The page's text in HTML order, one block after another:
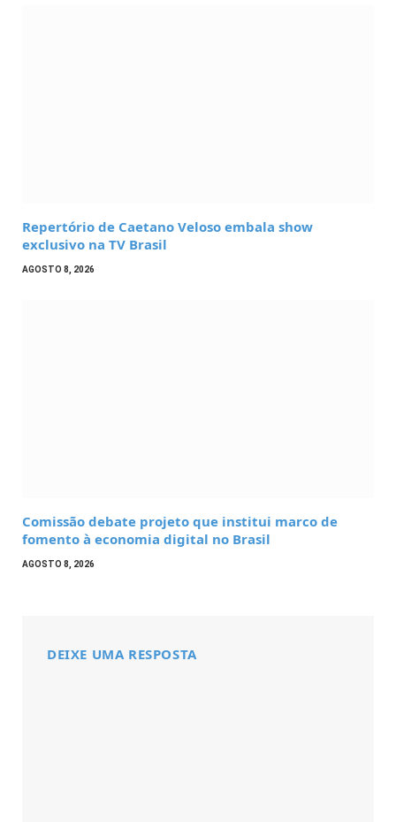
Repertório de Caetano Veloso embala show
exclusivo na TV Brasil
AGOSTO 8, 2026
Comissão debate projeto que institui marco de
fomento à economia digital no Brasil
AGOSTO 8, 2026
DEIXE UMA RESPOSTA